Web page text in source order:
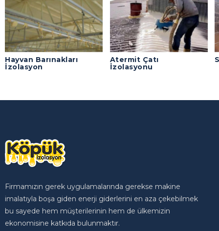
Hayvan Barınakları
İzolasyon
Atermit Çatı
İzolasyonu
Firmamızın gerek uygulamalarında gerekse makine
imalatıyla boşa giden enerji giderlerini en aza çekebilmek
bu sayede hem müşterilerinin hem de ülkemizin
ekonomisine katkıda bulunmaktır.